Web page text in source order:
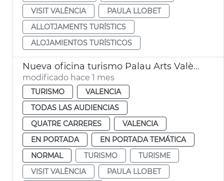
VISIT VALÈNCIA
PAULA LLOBET
ALLOTJAMENTS TURÍSTICS
ALOJAMIENTOS TURÍSTICOS
Nueva oficina turismo Palau Arts València
modificado hace 1 mes
TURISMO
VALENCIA
TODAS LAS AUDIENCIAS
QUATRE CARRERES
VALENCIA
EN PORTADA
EN PORTADA TEMÁTICA
NORMAL
TURISMO
TURISME
VISIT VALÈNCIA
PAULA LLOBET